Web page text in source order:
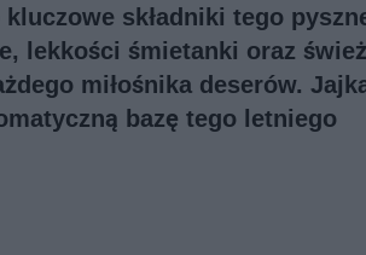
składniki tego
lekkości śmietanki oraz
miłośnika deserów.
bazę tego letniego